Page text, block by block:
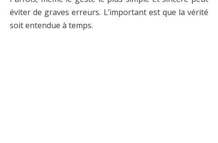
éviter de graves erreurs. L’important est que la vérité
soit entendue à temps.